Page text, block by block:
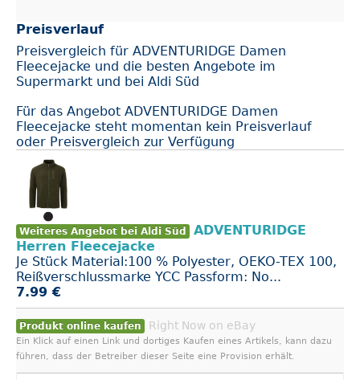
Preisverlauf
Preisvergleich für ADVENTURIDGE Damen
Fleecejacke und die besten Angebote im
Supermarkt und bei Aldi Süd
Für das Angebot ADVENTURIDGE Damen
Fleecejacke steht momentan kein Preisverlauf
oder Preisvergleich zur Verfügung
Weiteres Angebot bei Aldi Süd
ADVENTURIDGE
Herren Fleecejacke
Je Stück Material:100 % Polyester, OEKO-TEX 100,
Reißverschlussmarke YCC Passform: No...
7.99 €
Produkt online kaufen Right Now on eBay
Ein Klick auf einen Link und dortiges Kaufen eines Artikels, kann dazu
führen, dass der Betreiber dieser Seite eine Provision erhält.